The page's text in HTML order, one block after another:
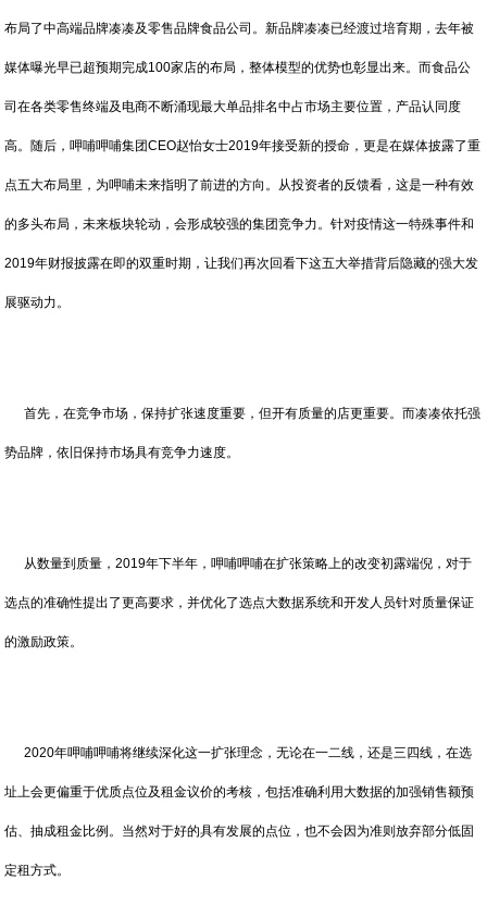
布局了中高端品牌凑凑及零售品牌食品公司。新品牌凑凑已经渡过培育期，去年被
媒体曝光早已超预期完成100家店的布局，整体模型的优势也彰显出来。而食品公
司在各类零售终端及电商不断涌现最大单品排名中占市场主要位置，产品认同度
高。随后，呷哺呷哺集团CEO赵怡女士2019年接受新的授命，更是在媒体披露了重
点五大布局里，为呷哺未来指明了前进的方向。从投资者的反馈看，这是一种有效
的多头布局，未来板块轮动，会形成较强的集团竞争力。针对疫情这一特殊事件和
2019年财报披露在即的双重时期，让我们再次回看下这五大举措背后隐藏的强大发
展驱动力。
首先，在竞争市场，保持扩张速度重要，但开有质量的店更重要。而凑凑依托强
势品牌，依旧保持市场具有竞争力速度。
从数量到质量，2019年下半年，呷哺呷哺在扩张策略上的改变初露端倪，对于
选点的准确性提出了更高要求，并优化了选点大数据系统和开发人员针对质量保证
的激励政策。
2020年呷哺呷哺将继续深化这一扩张理念，无论在一二线，还是三四线，在选
址上会更偏重于优质点位及租金议价的考核，包括准确利用大数据的加强销售额预
估、抽成租金比例。当然对于好的具有发展的点位，也不会因为准则放弃部分低固
定租方式。